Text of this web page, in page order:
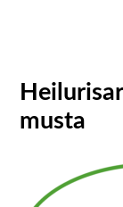
musta